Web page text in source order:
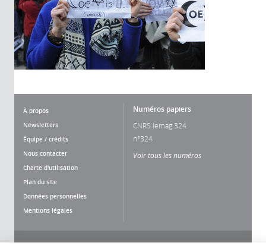
À propos
Newsletters
Équipe / crédits
Nous contacter
Charte d'utilisation
Plan du site
Données personnelles
Mentions légales
Numéros papiers
CNRS lemag 324
n°324
Voir tous les numéros